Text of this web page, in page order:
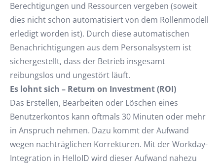
Berechtigungen und Ressourcen vergeben (soweit
dies nicht schon automatisiert von dem Rollenmodell
erledigt worden ist). Durch diese automatischen
Benachrichtigungen aus dem Personalsystem ist
sichergestellt, dass der Betrieb insgesamt
reibungslos und ungestört läuft.
Es lohnt sich – Return on Investment (ROI)
Das Erstellen, Bearbeiten oder Löschen eines
Benutzerkontos kann oftmals 30 Minuten oder mehr
in Anspruch nehmen. Dazu kommt der Aufwand
wegen nachträglichen Korrekturen. Mit der Workday-
Integration in HelloID wird dieser Aufwand nahezu